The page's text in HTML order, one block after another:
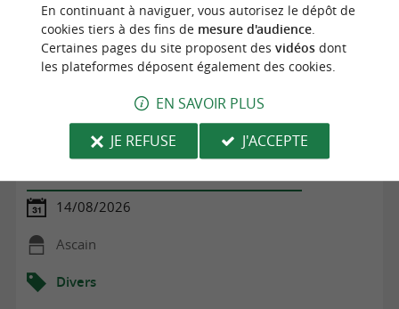
Visite guidée de la brasserie Akerbeltz
14/08/2026
Ascain
Divers
En continuant à naviguer, vous autorisez le dépôt de
cookies tiers à des fins de mesure d'audience.
Certaines pages du site proposent des vidéosdont
les plateformes déposent également des cookies.
EN SAVOIR PLUS
JE REFUSE
J'ACCEPTE